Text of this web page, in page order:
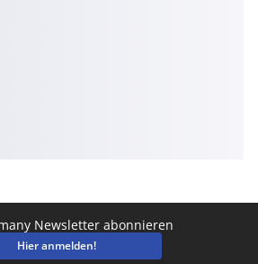
Newsletter abonnieren
Hier anmelden!